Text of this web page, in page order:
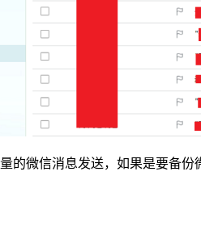
的微信消息发送，如果是要备份